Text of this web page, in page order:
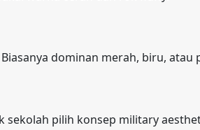
dominan merah, biru, atau
sekolah pilih konsep military